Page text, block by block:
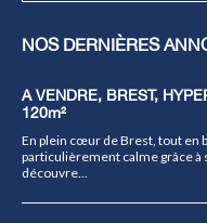
NOS DERNIÈRES
A VENDRE, BREST,
120m²
En plein cœur de Brest, tout en
particulièrement calme grâce à
découvre...